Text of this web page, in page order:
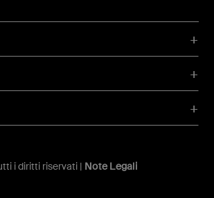
i diritti riservati | Note Legali